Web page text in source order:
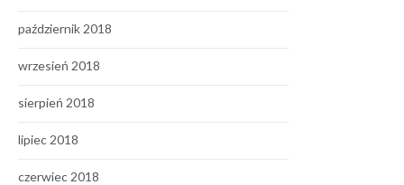
październik 2018
wrzesień 2018
sierpień 2018
lipiec 2018
czerwiec 2018